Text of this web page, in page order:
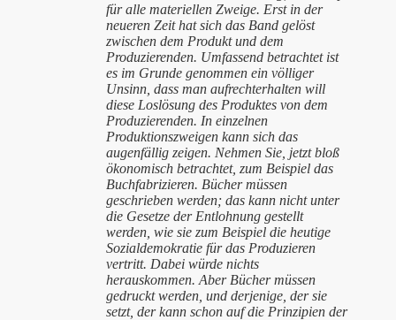
für alle materiellen Zweige. Erst in der
neueren Zeit hat sich das Band gelöst
zwischen dem Produkt und dem
Produzierenden. Umfassend betrachtet ist
es im Grunde genommen ein völliger
Unsinn, dass man aufrechterhalten will
diese Loslösung des Produktes von dem
Produzierenden. In einzelnen
Produktionszweigen kann sich das
augenfällig zeigen. Nehmen Sie, jetzt bloß
ökonomisch betrachtet, zum Beispiel das
Buchfabrizieren. Bücher müssen
geschrieben werden; das kann nicht unter
die Gesetze der Entlohnung gestellt
werden, wie sie zum Beispiel die heutige
Sozialdemokratie für das Produzieren
vertritt. Dabei würde nichts
herauskommen. Aber Bücher müssen
gedruckt werden, und derjenige, der sie
setzt, der kann schon auf die Prinzipien der